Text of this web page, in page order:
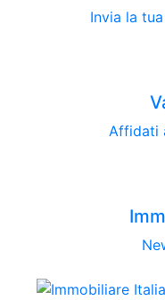
Invia la
Affidati